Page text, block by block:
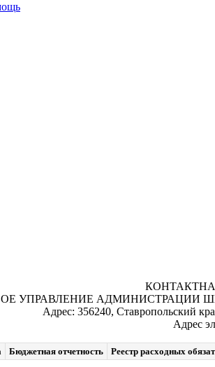
УПРАВЛЕНИЕ АДМИНИСТРАЦИИ
Адрес: 356240, Ставропольский
Адрес
Бюджетная отчетность Реестр расходных